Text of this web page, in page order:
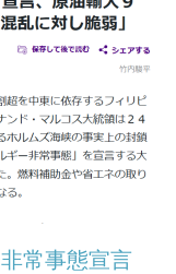
常事態宣言